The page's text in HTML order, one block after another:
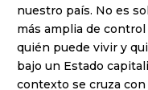
nuestro país. No es
más amplia de
quién puede vivir y
bajo un Estado
contexto se cruza